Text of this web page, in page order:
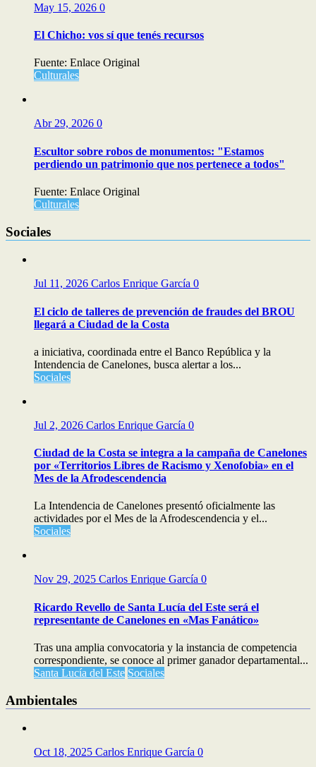
May 15, 2026 0
El Chicho: vos sí que tenés recursos
Fuente: Enlace Original
Culturales
Abr 29, 2026 0
Escultor sobre robos de monumentos: "Estamos
perdiendo un patrimonio que nos pertenece a todos"
Fuente: Enlace Original
Culturales
Sociales
Jul 11, 2026 Carlos Enrique García 0
El ciclo de talleres de prevención de fraudes del BROU
llegará a Ciudad de la Costa
a iniciativa, coordinada entre el Banco República y la
Intendencia de Canelones, busca alertar a los...
Sociales
Jul 2, 2026 Carlos Enrique García 0
Ciudad de la Costa se integra a la campaña de Canelones
por «Territorios Libres de Racismo y Xenofobia» en el
Mes de la Afrodescendencia
La Intendencia de Canelones presentó oficialmente las
actividades por el Mes de la Afrodescendencia y el...
Sociales
Nov 29, 2025 Carlos Enrique García 0
Ricardo Revello de Santa Lucía del Este será el
representante de Canelones en «Mas Fanático»
Tras una amplia convocatoria y la instancia de competencia
correspondiente, se conoce al primer ganador departamental...
Santa Lucía del Este Sociales
Ambientales
Oct 18, 2025 Carlos Enrique García 0